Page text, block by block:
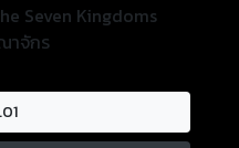
Seven Kingdoms
าจักร